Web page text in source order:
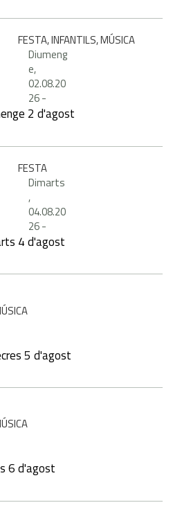
FESTA, INFANTILS, MÚSICA
Diumeng
e,
02.08.20
26-
2 d'agost
FESTA
Dimarts
,
04.08.20
26-
4 d'agost
5 d'agost
6 d'agost